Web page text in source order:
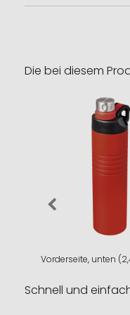
Die bei diesem
Vorderseite, unten
Schnell und